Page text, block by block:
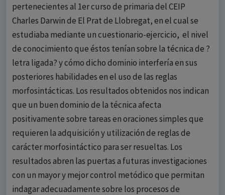
pertenecientes al 1er curso de primaria del CEIP
Charles Darwin de El Prat de Llobregat, en el cual se
estudiaba mediante un cuestionario-ejercicio, el nivel
de conocimiento que éstos tenían sobre la técnica de ?
letra ligada? y cómo dicho dominio interfería en sus
posteriores habilidades en el uso de las reglas
morfosintácticas. Los resultados obtenidos nos indican
que un buen dominio de la técnica afecta
positivamente sobre tareas en oraciones simples que
requieren la adquisición y utilización de reglas de
carácter morfosintáctico para ser resueltas. Los
resultados abren las puertas a futuras investigaciones
con un mayor y mejor control metódico que permitan
indagar adecuadamente sobre los procesos de